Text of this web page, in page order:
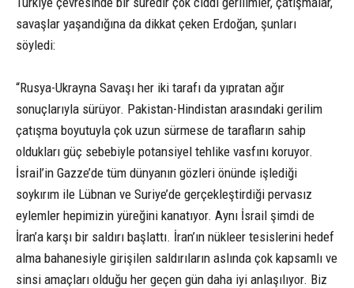
savaşlar yaşandığına da dikkat çeken Erdoğan, şunları
söyledi:
“Rusya-Ukrayna Savaşı her iki tarafı da yıpratan ağır
sonuçlarıyla sürüyor. Pakistan-Hindistan arasındaki gerilim
çatışma boyutuyla çok uzun sürmese de tarafların sahip
oldukları güç sebebiyle potansiyel tehlike vasfını koruyor.
İsrail’in Gazze’de tüm dünyanın gözleri önünde işlediği
soykırım ile Lübnan ve Suriye’de gerçekleştirdiği pervasız
eylemler hepimizin yüreğini kanatıyor. Aynı İsrail şimdi de
İran’a karşı bir saldırı başlattı. İran’ın nükleer tesislerini hedef
alma bahanesiyle girişilen saldırıların aslında çok kapsamlı ve
sinsi amaçları olduğu her geçen gün daha iyi anlaşılıyor. Biz